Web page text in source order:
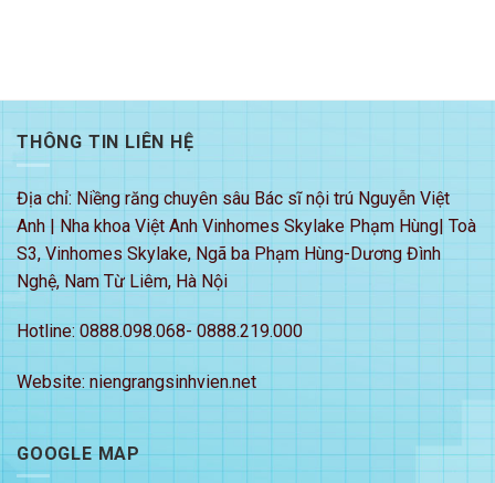
THÔNG TIN LIÊN HỆ
Địa chỉ: Niềng răng chuyên sâu Bác sĩ nội trú Nguyễn Việt
Anh | Nha khoa Việt Anh Vinhomes Skylake Phạm Hùng| Toà
S3, Vinhomes Skylake, Ngã ba Phạm Hùng-Dương Đình
Nghệ, Nam Từ Liêm, Hà Nội
Hotline: 0888.098.068- 0888.219.000
Website: niengrangsinhvien.net
GOOGLE MAP